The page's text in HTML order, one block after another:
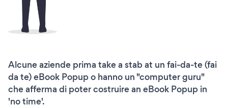
Alcune aziende prima take a stab at un fai-da-te (fai
da te) eBook Popup o hanno un "computer guru"
che afferma di poter costruire an eBook Popup in
'no time'.